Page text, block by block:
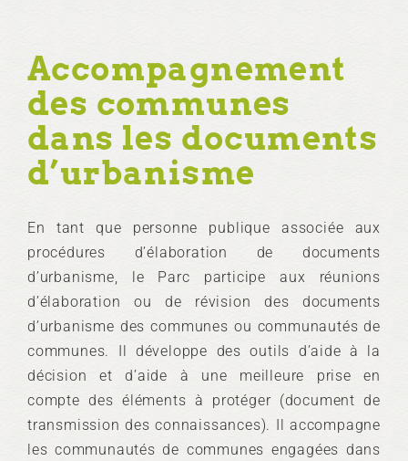
Accompagnement
des communes
dans les documents
d’urbanisme
En tant que personne publique associée aux
procédures d’élaboration de documents
d’urbanisme, le Parc participe aux réunions
d’élaboration ou de révision des documents
d’urbanisme des communes ou communautés de
communes. Il développe des outils d’aide à la
décision et d’aide à une meilleure prise en
compte des éléments à protéger (document de
transmission des connaissances). Il accompagne
les communautés de communes engagées dans